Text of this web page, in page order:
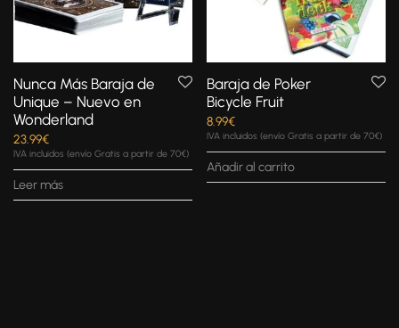
Nunca Más Baraja de
Unique – Nuevo en
Wonderland
23.99€
IVA incluidos (envío Gratis a partir de 70€)
Leer más
Baraja de Poker
Bicycle Fruit
8.99€
IVA incluidos (envío Gratis a partir de 70€)
Añadir al carrito